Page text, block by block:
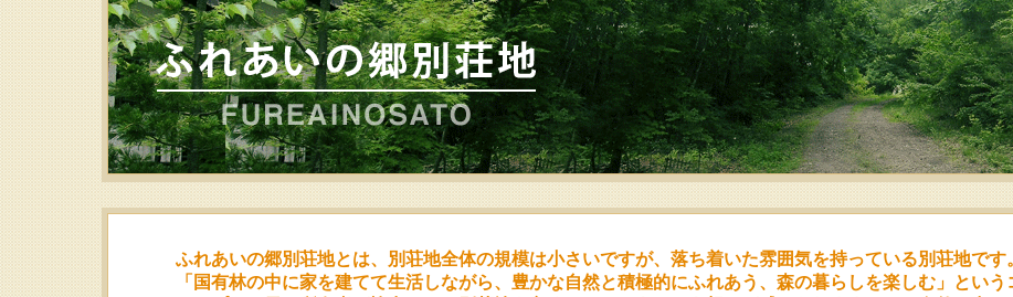
ふれあいの郷別荘地とは、別荘地全体の規模は小さいですが、落ち着いた雰囲気を持っている別荘地です
「国有林の中に家を建てて生活しながら、豊かな自然と積極的にふれあう、森の暮らしを楽しむ」という